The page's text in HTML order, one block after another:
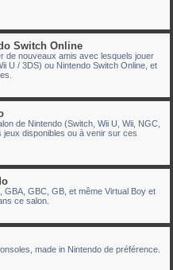
Switch Online
de nouveaux amis avec lesquels jouer
U / 3DS) ou Nintendo Switch Online, et
de Nintendo (Switch, Wii U, Wii, NGC,
jeux disponibles ou à venir sur ces
GBC, GB, et même Virtual Boy et
ce salon.
made in Nintendo de préférence.